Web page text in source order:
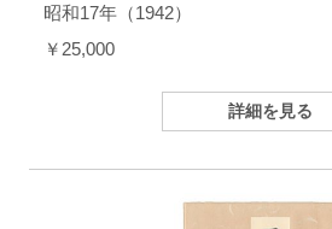
昭和17年（1942）
￥25,000
詳細を見る